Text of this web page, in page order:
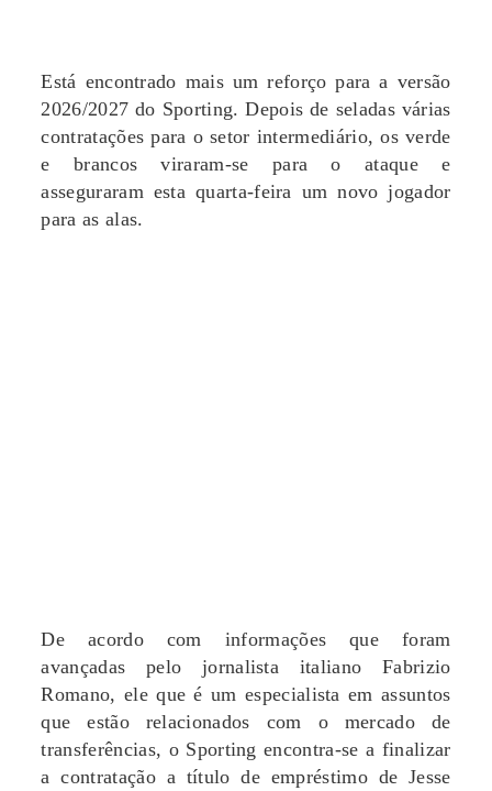
Está encontrado mais um reforço para a versão
2026/2027 do Sporting. Depois de seladas várias
contratações para o setor intermediário, os verde
e brancos viraram-se para o ataque e
asseguraram esta quarta-feira um novo jogador
para as alas.
De acordo com informações que foram
avançadas pelo jornalista italiano Fabrizio
Romano, ele que é um especialista em assuntos
que estão relacionados com o mercado de
transferências, o Sporting encontra-se a finalizar
a contratação a título de empréstimo de Jesse